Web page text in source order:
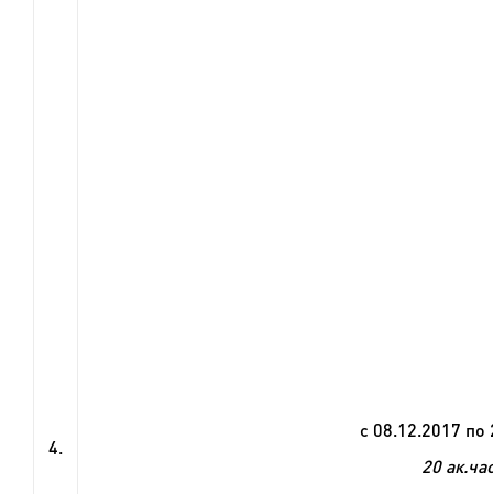
4.
с 08.12.2017 по
20